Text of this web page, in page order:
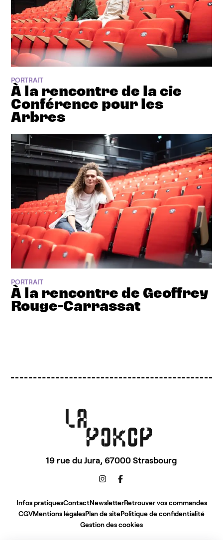
PORTRAIT
À la rencontre de la cie
Conférence pour les
Arbres
PORTRAIT
À la rencontre de Geoffrey
Rouge-Carrassat
19 rue du Jura, 67000 Strasbourg
Infos pratiquesContactNewsletterRetrouver vos commandes
CGVMentions légalesPlan de sitePolitique de confidentialité
Gestion des cookies